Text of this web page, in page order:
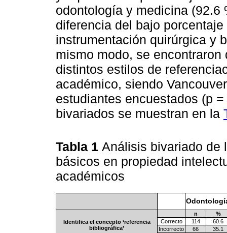
odontología y medicina (92.6
diferencia del bajo
instrumentación quirúrgica y
mismo modo, se
distintos estilos de
académico, siendo
estudiantes encuestados (p
bivariados se muestran en la
Tabla 1 Análisis bivariado de
básicos en propiedad
académicos
Identifica el concepto ‘referencia
bibliográfica’
n
%
Correcto
114
60.6
Incorrecto
66
35.1